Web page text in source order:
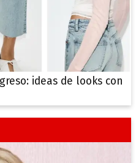
ideas de looks con